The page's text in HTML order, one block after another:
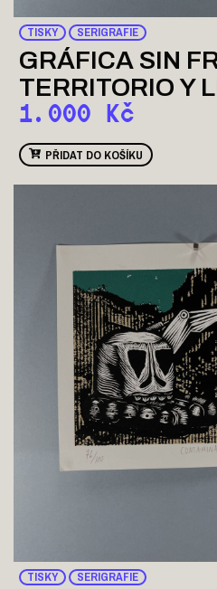
TISKY SERIGRAFIE
GRÁFICA SIN
TERRITORIO Y
1.000 Kč
PŘIDAT DO KOŠÍKU
TISKY SERIGRAFIE